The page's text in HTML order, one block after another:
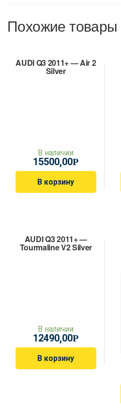
Похожие товары
AUDI Q3 2011+ — Air 2
Silver
В наличии
15500,00Р
В корзину
AUDI Q3 2011+ —
Tourmaline V2 Silver
В наличии
12490,00Р
В корзину